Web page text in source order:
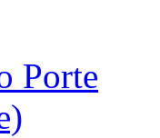
Porte